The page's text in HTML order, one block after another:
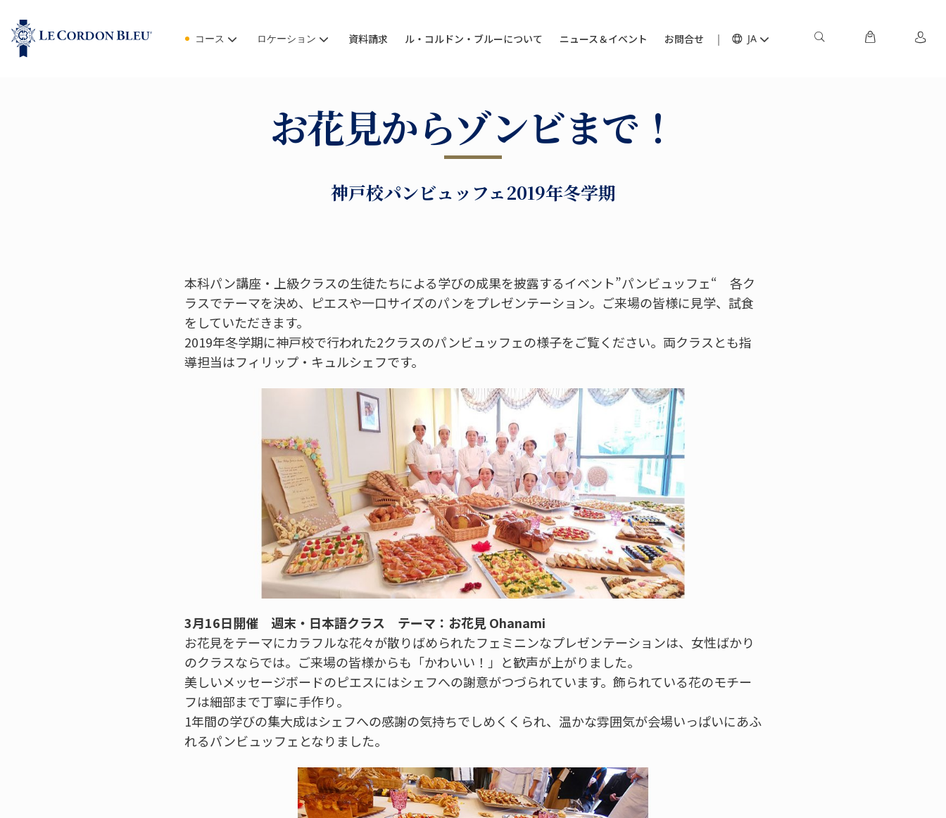
コース ロケーション 資料請求 ル・コルドン・ブルーについて ニュース＆イベント お問合せ JA
お花見からゾンビまで！
神戸校パンビュッフェ2019年冬学期
本科パン講座・上級クラスの生徒たちによる学びの成果を披露するイベント”パンビュッフェ“ 各ク
ラスでテーマを決め、ピエスや一口サイズのパンをプレゼンテーション。ご来場の皆様に見学、試食
をしていただきます。
2019年冬学期に神戸校で行われた2クラスのパンビュッフェの様子をご覧ください。両クラスとも指
導担当はフィリップ・キュルシェフです。
3月16日開催 週末・日本語クラス テーマ：お花見 Ohanami
お花見をテーマにカラフルな花々が散りばめられたフェミニンなプレゼンテーションは、女性ばかり
のクラスならでは。ご来場の皆様からも「かわいい！」と歓声が上がりました。
美しいメッセージボードのピエスにはシェフへの謝意がつづられています。飾られている花のモチー
フは細部まで丁寧に手作り。
1年間の学びの集大成はシェフへの感謝の気持ちでしめくくられ、温かな雰囲気が会場いっぱいにあふ
れるパンビュッフェとなりました。